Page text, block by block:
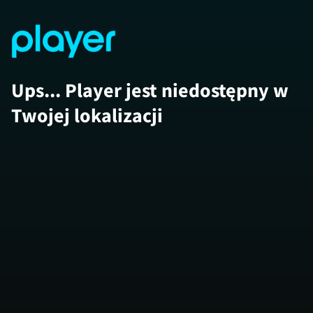
Ups... Player jest niedostępny w
Twojej lokalizacji